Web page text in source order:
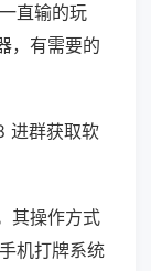
直输的玩
，有需要的
进群获取软
其操作方式
机打牌系统